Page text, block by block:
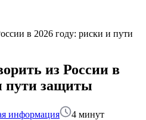
в 2026 году: риски и пути
из России в
пути защиты
информация 4 минут